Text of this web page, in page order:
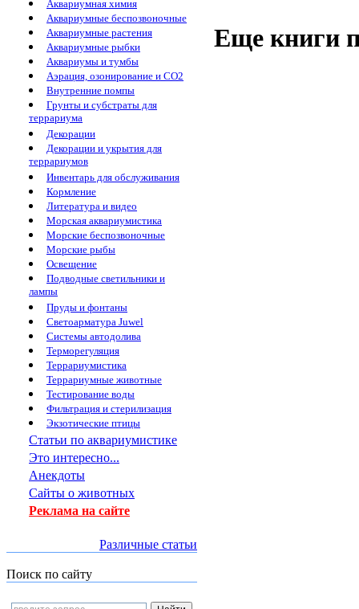
Аквариумная химия
Аквариумные беспозвоночные
Аквариумные растения
Аквариумные рыбки
Аквариумы и тумбы
Аэрация, озонирование и CO2
Внутренние помпы
Грунты и субстраты для
террариума
Декорации
Декорации и укрытия для
террариумов
Инвентарь для обслуживания
Кормление
Литература и видео
Морская аквариумистика
Морские беспозвоночные
Морские рыбы
Освещение
Подводные светильники и
лампы
Пруды и фонтаны
Светоарматура Juwel
Системы автодолива
Терморегуляция
Террариумистика
Террариумные животные
Тестирование воды
Фильтрация и стерилизация
Экзотические птицы
Статьи по аквариумистике
Это интересно...
Анекдоты
Сайты о животных
Реклама на сайте
Различные статьи
Поиск по сайту
Еще книги